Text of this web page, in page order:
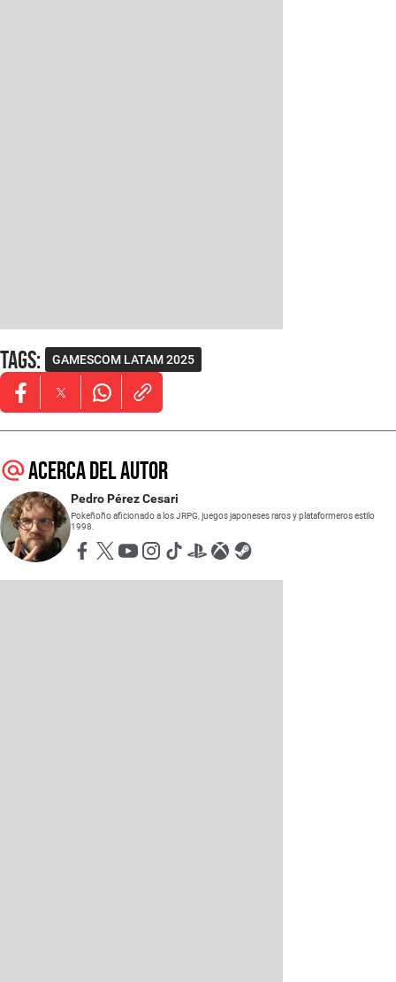
Tags: GAMESCOM LATAM 2025
Opens in new window
Opens in new window
Opens in new window
Acerca del autor
Pedro Pérez Cesari
Pokeñoño aficionado a los JRPG, juegos japoneses raros y plataformeros estilo
1998.
Opens in new window
Opens in new window
Opens in new window
Opens in new window
Opens in new window
Opens in new window
Opens in new window
Opens in new window